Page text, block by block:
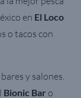
en El Loco
o tacos con
y salones.
Bionic Bar o